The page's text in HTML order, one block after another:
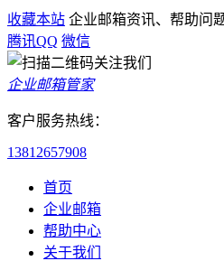
收藏本站 企业邮箱资讯、帮助问
腾讯QQ 微信
企业邮箱管家
客户服务热线：
13812657908
首页
企业邮箱
帮助中心
关于我们